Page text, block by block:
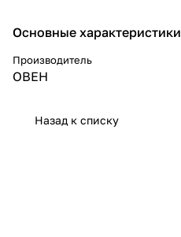
Основные характеристики
Производитель
ОВЕН
Назад к списку